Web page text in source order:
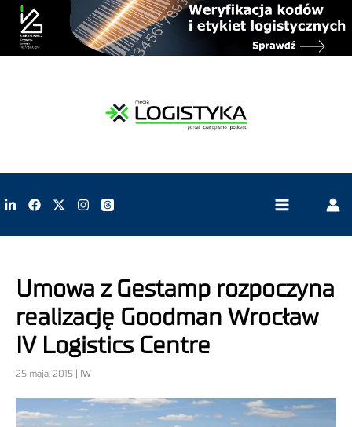
Umowa z Gestamp rozpoczyna
realizację Goodman Wrocław
IV Logistics Centre
25 maja, 2015 | IW